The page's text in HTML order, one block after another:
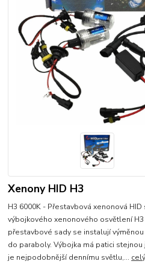
Xenony HID H3
H3 6000K - Přestavbová xenonová
výbojkového xenonového osvětlení H3
přestavbové sady se instalují
do paraboly. Výbojka má patici stejnou
je nejpodobnější dennímu světlu,...